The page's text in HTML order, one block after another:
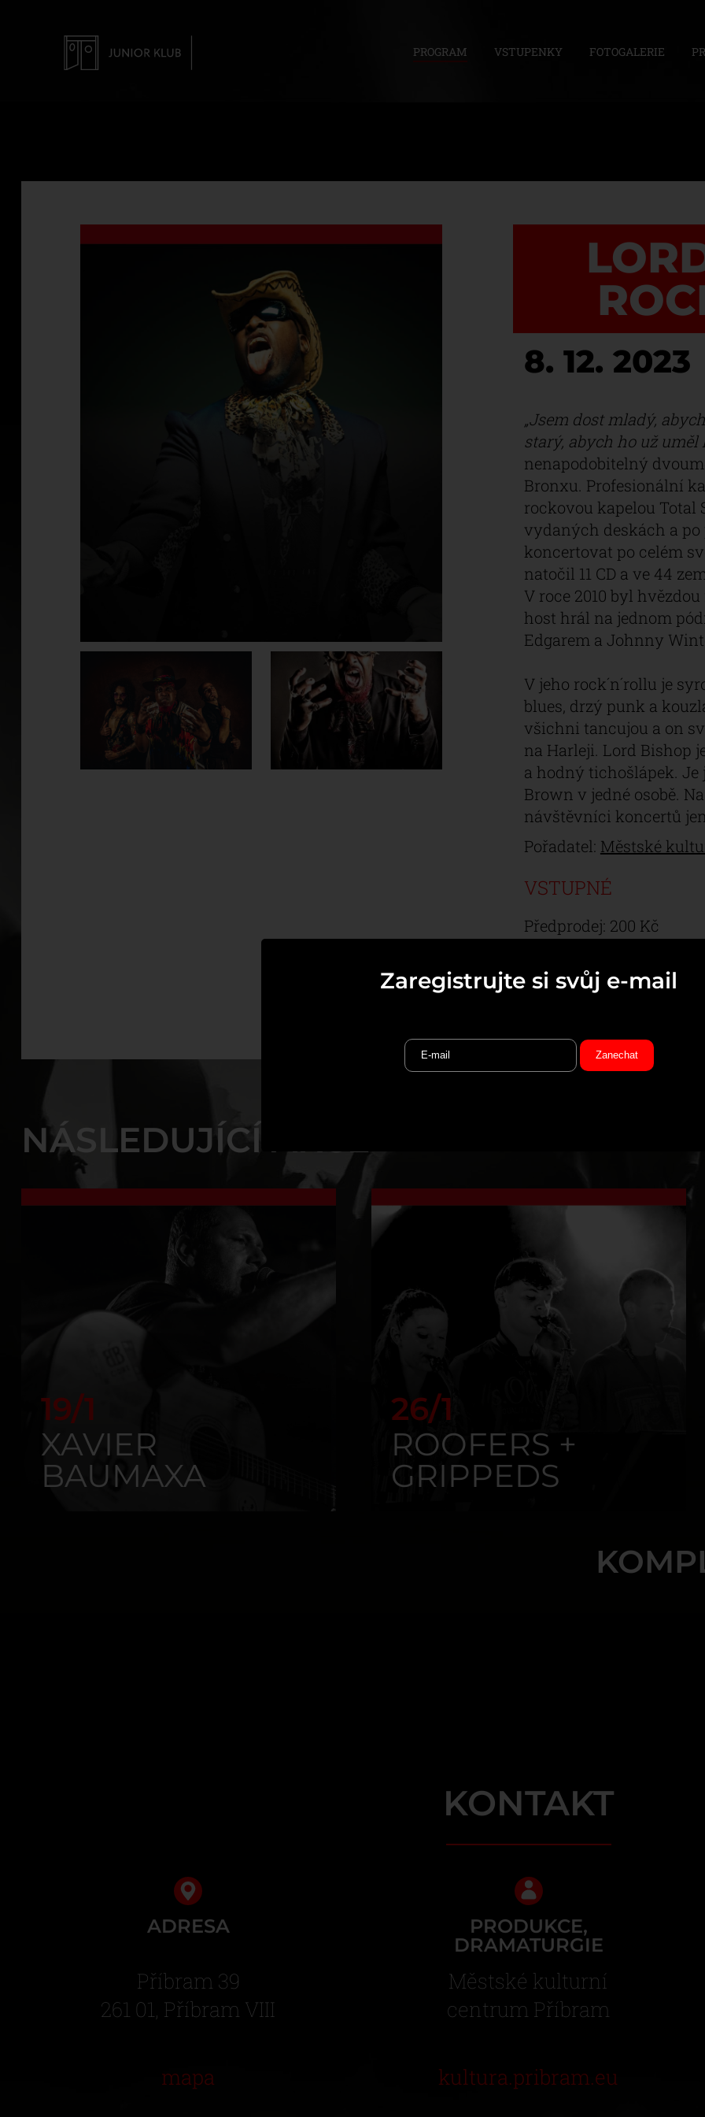
PROGRAM VSTUPENKY FOTOGALERIE
8. 12. 2023
„Jsem dost mladý,
starý, abych ho už uměl
nenapodobitelný
Bronxu. Profesionální
rockovou kapelou Total
vydaných deskách a po
koncertovat po celém
natočil 11 CD a ve 44
V roce 2010 byl
host hrál na jednom
Edgarem a Johnny
V jeho rock´n´rollu je
blues, drzý punk a
všichni tancujou a on
na Harleji. Lord Bishop
a hodný tichošlápek.
Brown v jedné osobě.
návštěvníci koncertů
Pořadatel: Městské
VSTUPNÉ
Předprodej: 200 Kč
PŘEDPRODEJ
NÁSLEDUJÍCÍ AKCE
19/1
XAVIER
BAUMAXA
26/1
ROOFERS +
GRIPPEDS
KONTAKT
ADRESA
Příbram 39
261 01, Příbram VIII
mapa
PRODUKCE,
DRAMATURGIE
Městské kulturní
centrum Příbram
kultura.pribram.eu
Zaregistrujte si svůj e-mail